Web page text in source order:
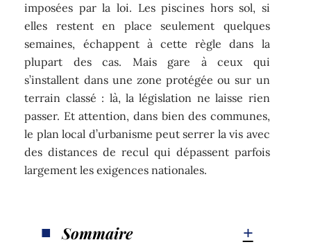
imposées par la loi. Les piscines hors sol, si
elles restent en place seulement quelques
semaines, échappent à cette règle dans la
plupart des cas. Mais gare à ceux qui
s’installent dans une zone protégée ou sur un
terrain classé : là, la législation ne laisse rien
passer. Et attention, dans bien des communes,
le plan local d’urbanisme peut serrer la vis avec
des distances de recul qui dépassent parfois
largement les exigences nationales.
Sommaire